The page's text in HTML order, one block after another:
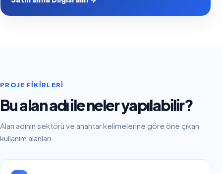
PROJE FIKIRLERI
Bu alan adı ile neler yapılabilir?
Alan adının sektörü ve anahtar kelimelerine göre öne çıkan
kullanım alanları.